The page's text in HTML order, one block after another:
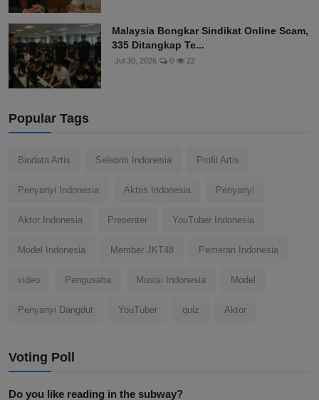
Malaysia Bongkar Sindikat Online Scam,
335 Ditangkap Te...
Jul 30, 2026 0 22
Popular Tags
Biodata Artis Selebriti Indonesia Profil Artis
Penyanyi Indonesia Aktris Indonesia Penyanyi
Aktor Indonesia Presenter YouTuber Indonesia
Model Indonesia Member JKT48 Pemeran Indonesia
video Pengusaha Musisi Indonesia Model
Penyanyi Dangdut YouTuber quiz Aktor
Voting Poll
Do you like reading in the subway?